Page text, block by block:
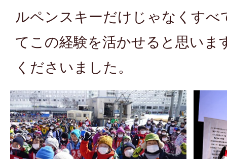
ルペンスキーだけじゃなくす
てこの経験を活かせると思いま
くださいました。